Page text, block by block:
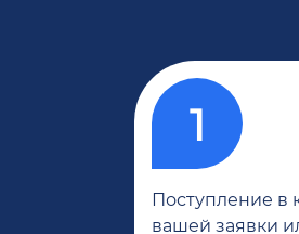
Поступление в
вашей заявки